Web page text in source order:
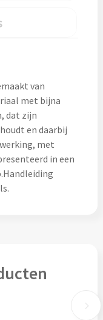
van
met bijna
dat zijn
en daarbij
met
in een